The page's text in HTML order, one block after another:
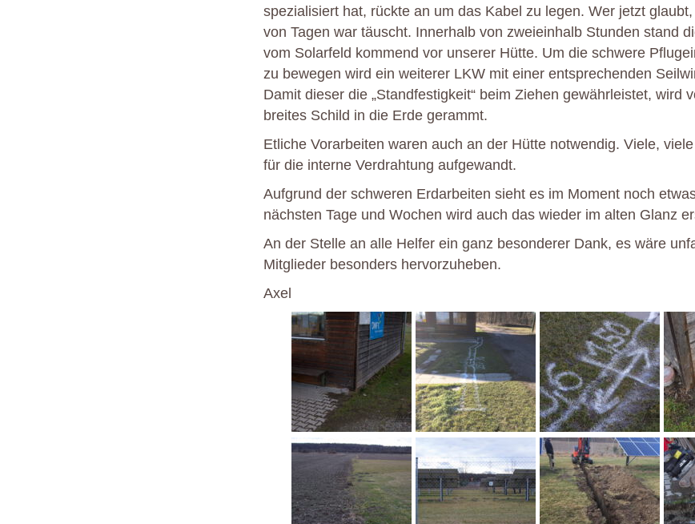
spezialisiert hat, rückte an um das Kabel zu legen. Wer jetzt
von Tagen war täuscht. Innerhalb von zweieinhalb Stunden stand
vom Solarfeld kommend vor unserer Hütte. Um die schwere
zu bewegen wird ein weiterer LKW mit einer entsprechenden
Damit dieser die „Standfestigkeit“ beim Ziehen gewährleistet, wird
breites Schild in die Erde gerammt.
Etliche Vorarbeiten waren auch an der Hütte notwendig. Viele,
für die interne Verdrahtung aufgewandt.
Aufgrund der schweren Erdarbeiten sieht es im Moment noch
nächsten Tage und Wochen wird auch das wieder im alten Glanz
An der Stelle an alle Helfer ein ganz besonderer Dank, es wäre
Mitglieder besonders hervorzuheben.
Axel